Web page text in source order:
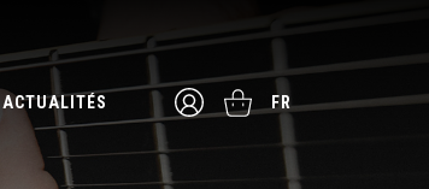
ACTUALITÉS FR